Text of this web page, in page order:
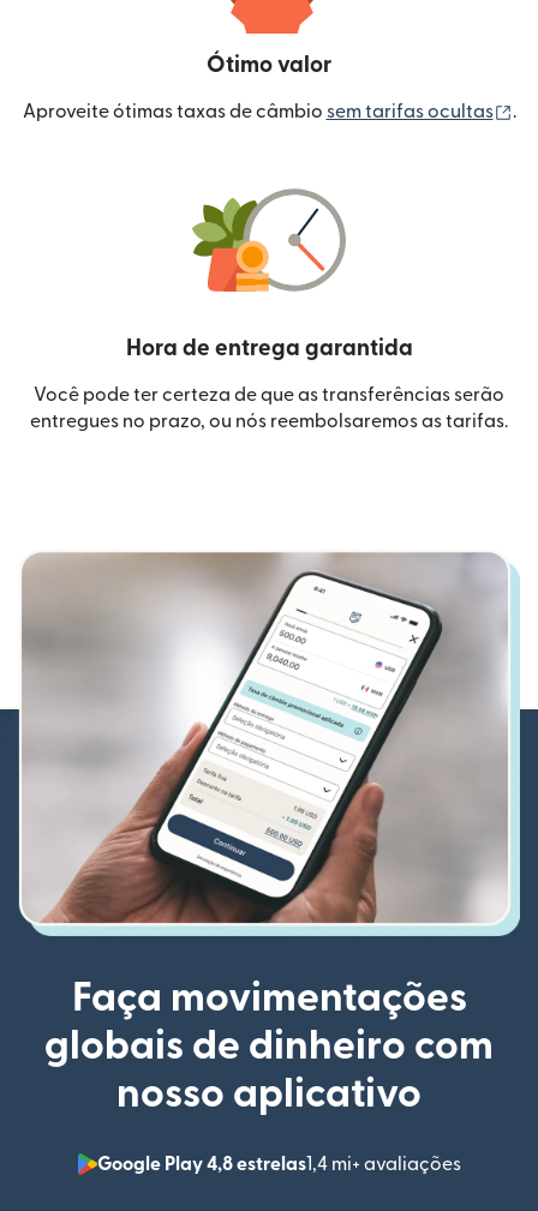
Ótimo valor
Aproveite ótimas taxas de câmbio sem tarifas ocultas .
Hora de entrega garantida
Você pode ter certeza de que as transferências serão
entregues no prazo, ou nós reembolsaremos as tarifas.
Faça movimentações
globais de dinheiro com
nosso aplicativo
Google Play 4,8 estrelas1,4 mi+ avaliações
(abre